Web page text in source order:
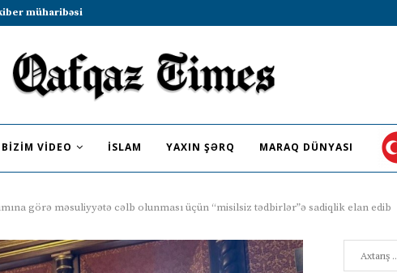
iştirak etməyə dəvət...
BIZIM VIDEO İSLAM YAXIN ŞƏRQ MARAQ DÜNYASI
görə məsuliyyətə cəlb olunması üçün “misilsiz tədbirlər”ə sadiqlik elan edib